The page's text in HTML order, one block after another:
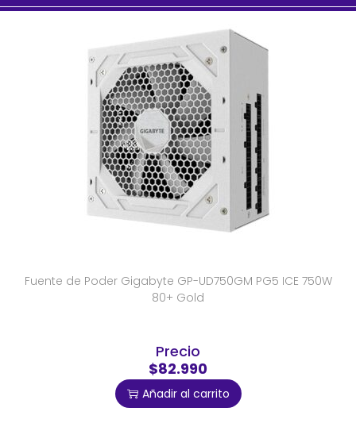
Fuente de Poder Gigabyte GP-UD750GM PG5 ICE 750W
80+ Gold
Precio
$82.990
Añadir al carrito